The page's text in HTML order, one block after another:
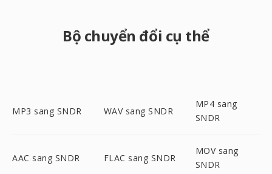
Bộ chuyển đổi cụ thể
MP3 sang SNDR WAV sang SNDR
MP4 sang
SNDR
AAC sang SNDR FLAC sang SNDR
MOV sang
SNDR